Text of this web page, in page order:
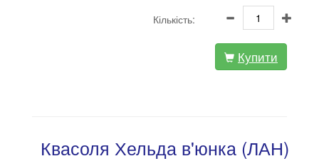
Кількість:
Купити
Квасоля Хельда в'юнка (ЛАН)